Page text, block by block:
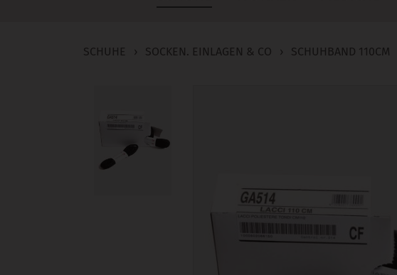
SCHUHE › SOCKEN. EINLAGEN & CO › SCHUHBAND 110CM